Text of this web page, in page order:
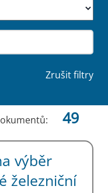
Zrušit filtry
výběr
železniční
49